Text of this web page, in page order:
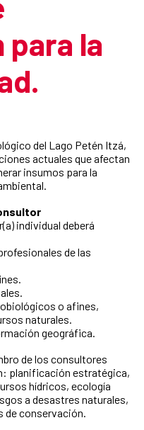
la
del Lago Petén Itzá,
actuales que afectan
insumos para la
individual deberá
de las
o afines,
naturales.
geográfica.
de los consultores
planificación estratégica,
hídricos, ecología
a desastres naturales,
conservación.